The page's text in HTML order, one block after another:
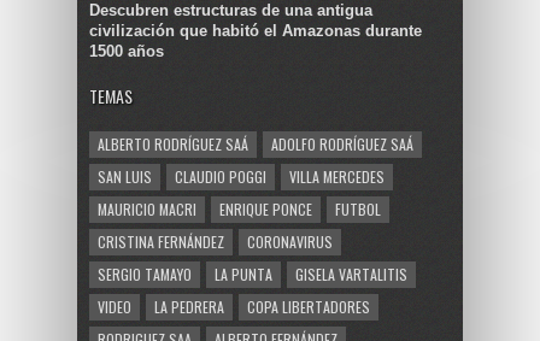
Descubren estructuras de una antigua
civilización que habitó el Amazonas durante
1500 años
TEMAS
ALBERTO RODRÍGUEZ SAÁ
ADOLFO RODRÍGUEZ SAÁ
SAN LUIS
CLAUDIO POGGI
VILLA MERCEDES
MAURICIO MACRI
ENRIQUE PONCE
FUTBOL
CRISTINA FERNÁNDEZ
CORONAVIRUS
SERGIO TAMAYO
LA PUNTA
GISELA VARTALITIS
VIDEO
LA PEDRERA
COPA LIBERTADORES